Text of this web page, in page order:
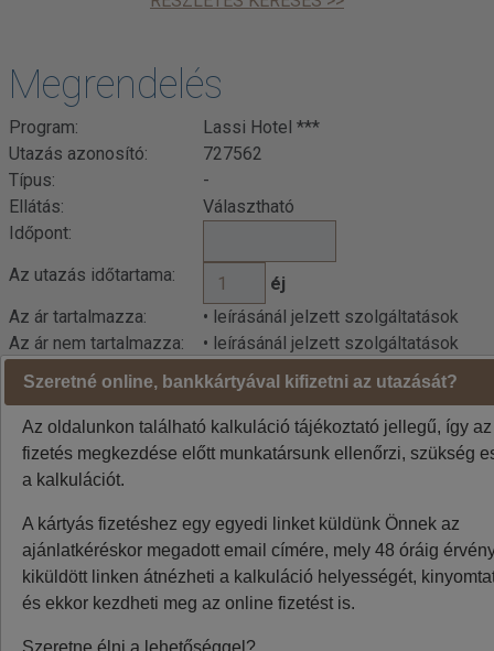
Megrendelés
Program:
Lassi Hotel ***
Utazás azonosító:
727562
Típus:
-
Ellátás:
Választható
Időpont:
Az utazás időtartama:
éj
Az ár tartalmazza:
• leírásánál jelzett szolgáltatások
Az ár nem tartalmazza:
• leírásánál jelzett szolgáltatások
Kalkuláció
szíveskedjenek!
Ár:
+Felnőtt:
Szeretné online, bankkártyával kifizetni az utazását?
Az oldalunkon található kalkuláció tájékoztató jellegű, így
fizetés megkezdése előtt munkatársunk ellenőrzi, szükség
a kalkulációt.
A kártyás fizetéshez egy egyedi linket küldünk Önnek az
ajánlatkéréskor megadott email címére, mely 48 óráig
kiküldött linken átnézheti a kalkuláció helyességét,
és ekkor kezdheti meg az online fizetést is.
Szeretne élni a lehetőséggel?